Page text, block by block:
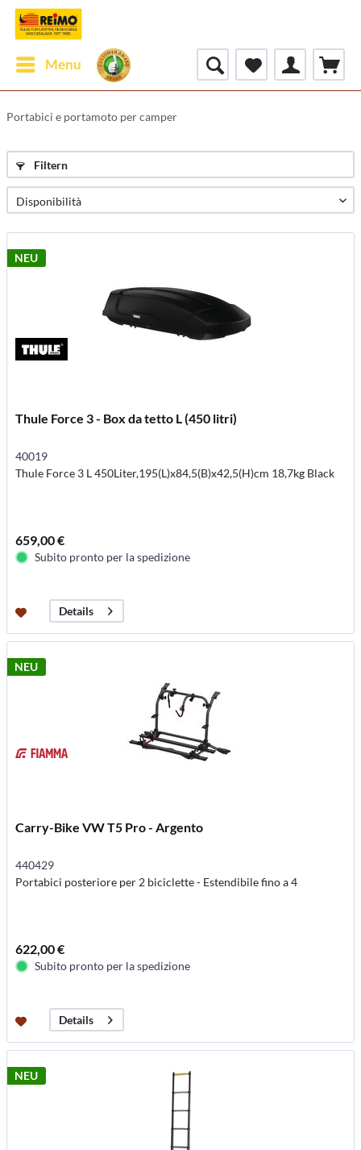
Menu
Portabici e portamoto per camper
Filtern
NEU
Thule Force 3 - Box da tetto L (450 litri)
40019
Thule Force 3 L 450Liter,195(L)x84,5(B)x42,5(H)cm 18,7kg Black
659,00 €
Subito pronto per la spedizione
Details
NEU
Carry-Bike VW T5 Pro - Argento
440429
Portabici posteriore per 2 biciclette - Estendibile fino a 4
622,00 €
Subito pronto per la spedizione
Details
NEU